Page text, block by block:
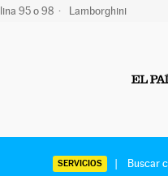
95 o 98 Lamborghini
SERVICIOS